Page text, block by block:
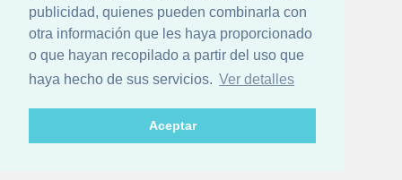
publicidad, quienes pueden combinarla con
otra información que les haya proporcionado
o que hayan recopilado a partir del uso que
haya hecho de sus servicios. Ver detalles
Aceptar